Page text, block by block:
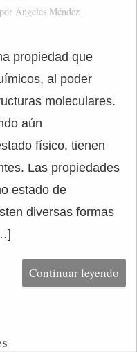
Ángeles Méndez
propiedad que
al poder
moleculares.
aún
físico, tienen
Las propiedades
estado de
diversas formas
Continuar leyendo